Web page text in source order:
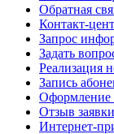
Обратная
Контакт-
Запрос
Задать
Реализация
Запись
Оформление
Отзыв заявки
Интернет-